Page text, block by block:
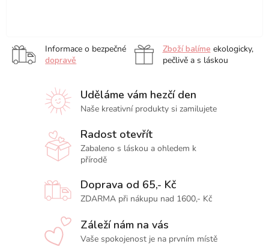
Informace o bezpečné
dopravě
Zboží balíme ekologicky,
pečlivě a s láskou
Uděláme vám hezčí den
Naše kreativní produkty si zamilujete
Radost otevřít
Zabaleno s láskou a ohledem k
přírodě
Doprava od 65,- Kč
ZDARMA při nákupu nad 1600,- Kč
Záleží nám na vás
Vaše spokojenost je na prvním místě